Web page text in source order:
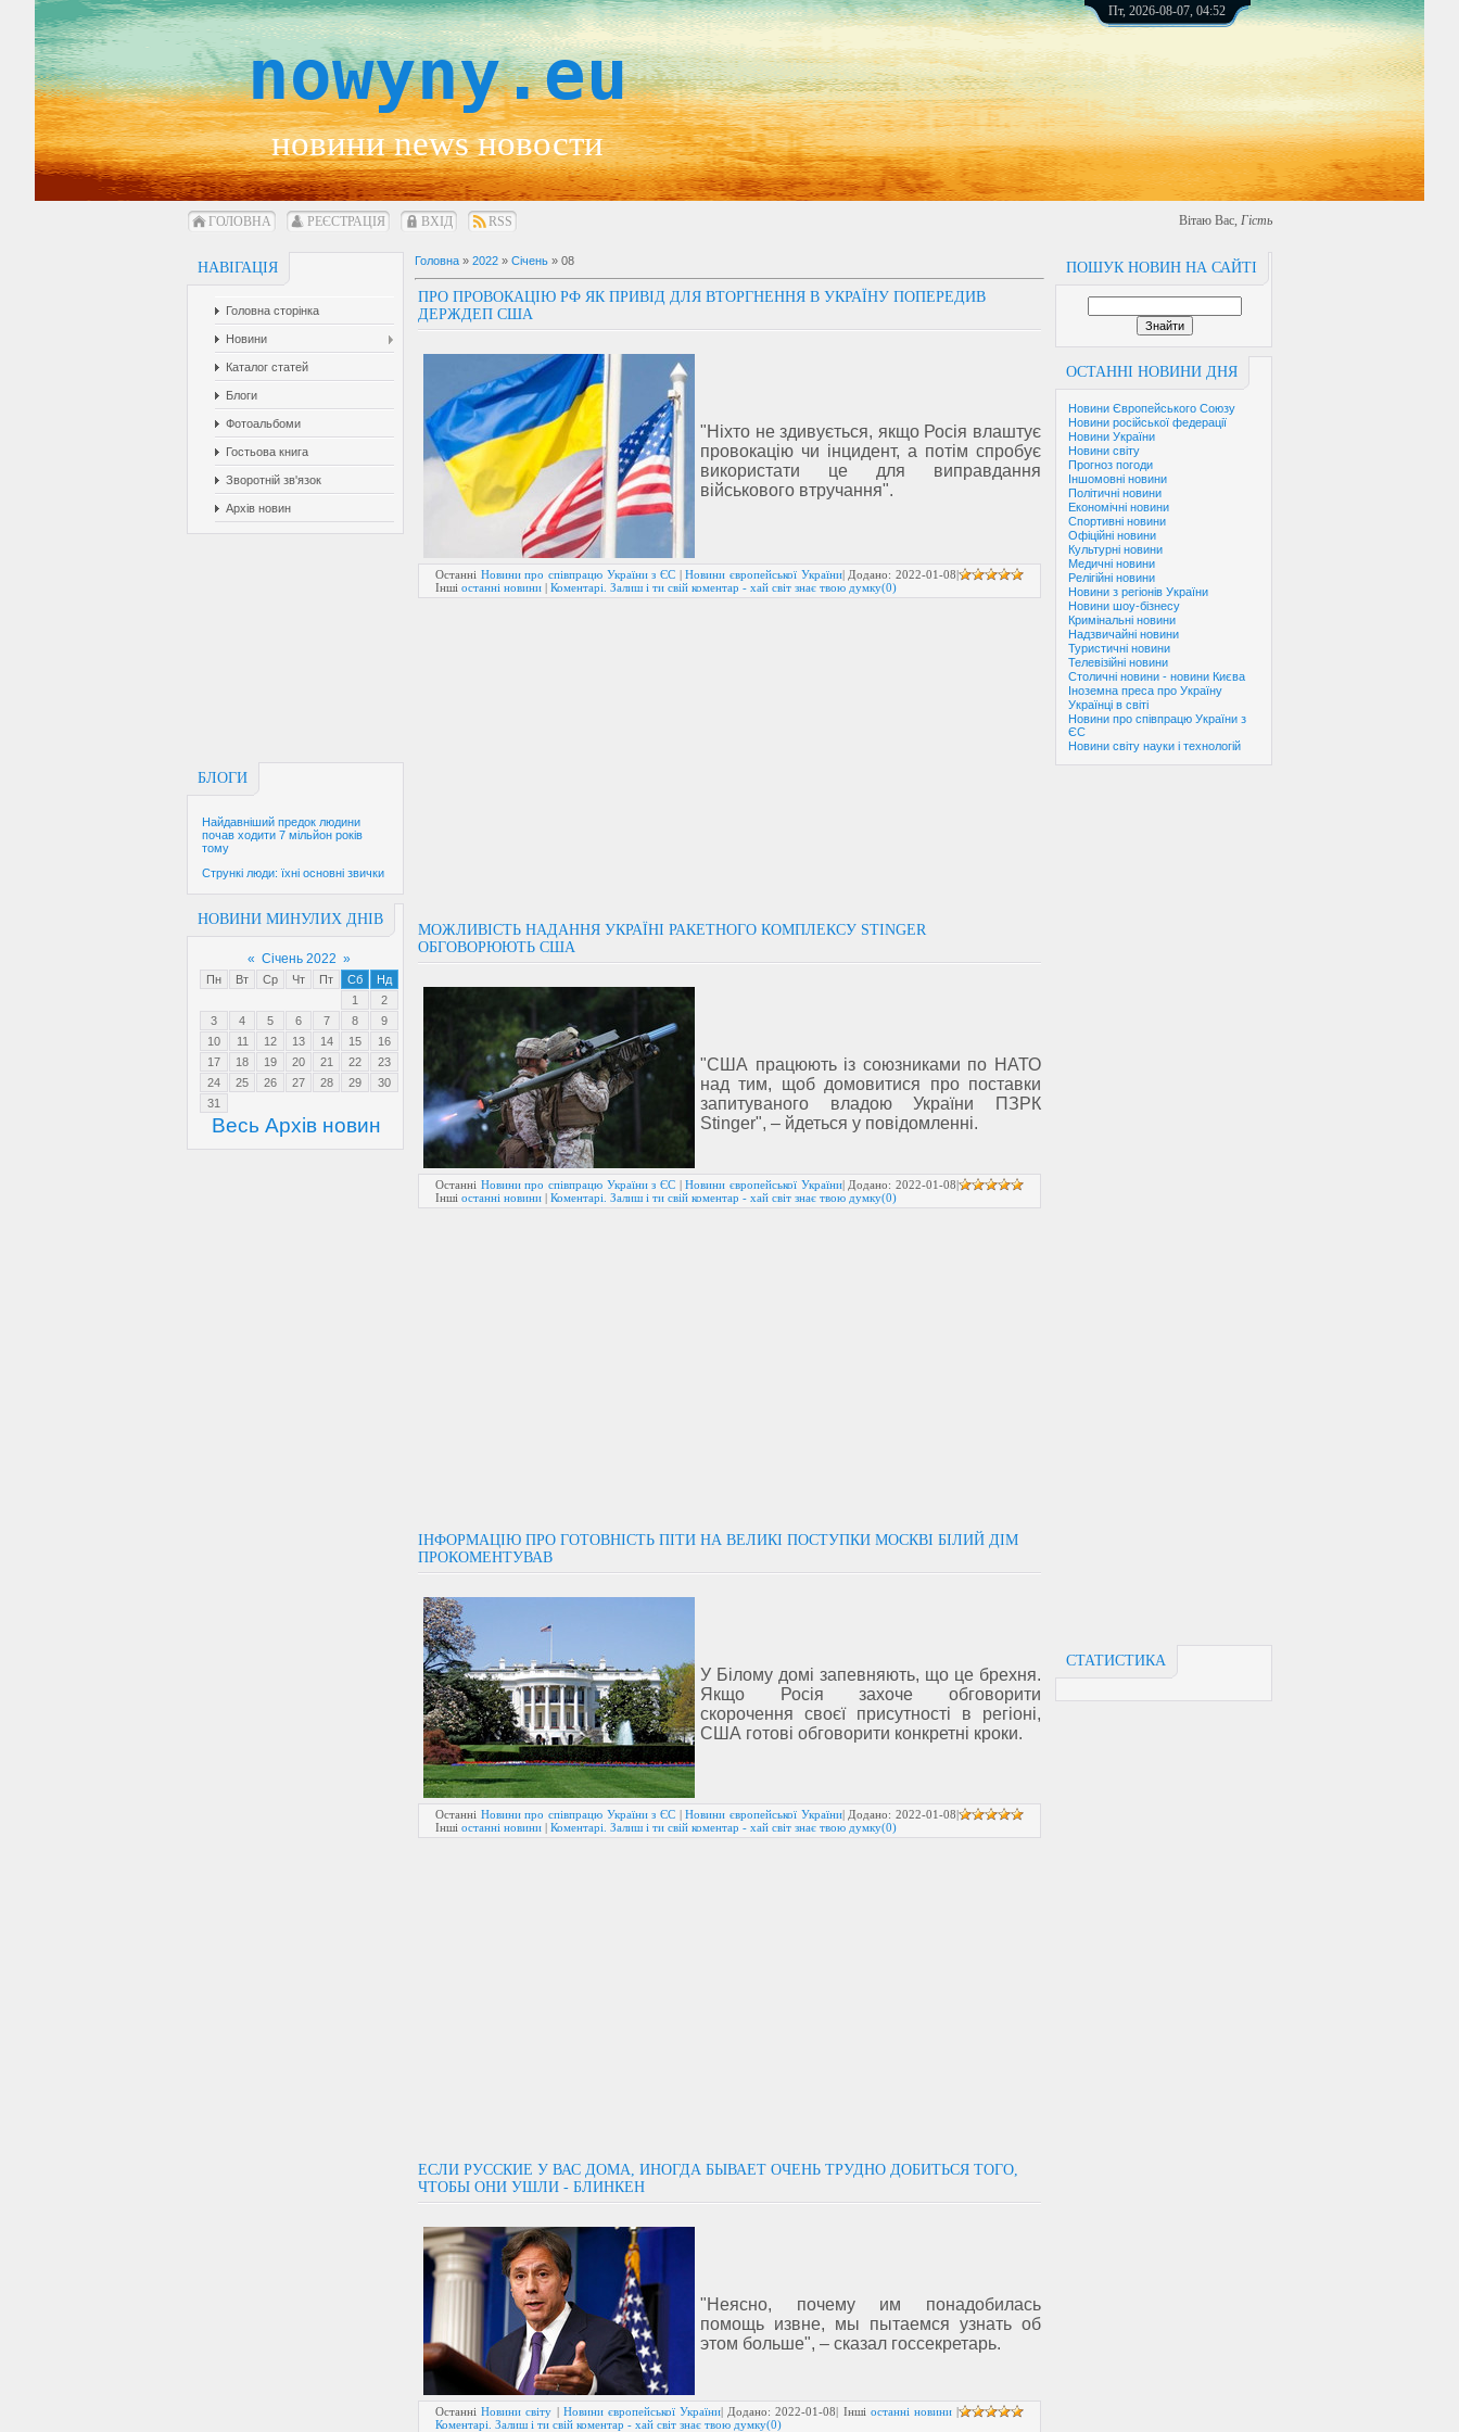
nowyny.eu
новини news новости
Пт, 2026-08-07, 04:52
ГОЛОВНА РЕЄСТРАЦІЯ ВХІД RSS Вітаю Вас, Гість
НАВІГАЦІЯ
Головна сторінка
Новини
Каталог статей
Блоги
Фотоальбоми
Гостьова книга
Зворотній зв'язок
Архів новин
БЛОГИ
Найдавніший предок людини
почав ходити 7 мільйон років
тому
Стрункі люди: їхні основні звички
НОВИНИ МИНУЛИХ ДНІВ
« Січень 2022 »
Пн Вт Ср Чт Пт Сб
Нд
1
2
3
4 5 6 7 8
9
10
11 12 13 14 15
16
17
18 19 20 21 22
23
24
25 26 27 28 29
30
31
Весь Архів новин
ПОШУК НОВИН НА САЙТІ
ОСТАННІ НОВИНИ ДНЯ
Новини Європейського Союзу
Новини російської федерації
Новини України
Новини світу
Прогноз погоди
Іншомовні новини
Політичні новини
Економічні новини
Спортивні новини
Офіційні новини
Культурні новини
Медичні новини
Релігійні новини
Новини з регіонів України
Новини шоу-бізнесу
Кримінальні новини
Надзвичайні новини
Туристичні новини
Телевізійні новини
Столичні новини - новини Києва
Іноземна преса про Україну
Українці в світі
Новини про співпрацю України з
ЄС
Новини світу науки і технологій
СТАТИСТИКА
Головна » 2022 » Січень » 08
ПРО ПРОВОКАЦІЮ РФ ЯК ПРИВІД ДЛЯ ВТОРГНЕННЯ В УКРАЇНУ ПОПЕРЕДИВ
ДЕРЖДЕП США
"Ніхто не здивується, якщо Росія влаштує
провокацію чи інцидент, а потім спробує
використати це для виправдання
військового втручання".
Останні Новини про співпрацю України з ЄС |Новини європейської України| Додано:2022-01-08|
Інші останні новини | Коментарі. Залиш і ти свій коментар - хай світ знає твою думку(0)
МОЖЛИВІСТЬ НАДАННЯ УКРАЇНІ РАКЕТНОГО КОМПЛЕКСУ STINGER
ОБГОВОРЮЮТЬ США
"США працюють із союзниками по НАТО
над тим, щоб домовитися про поставки
запитуваного владою України ПЗРК
Stinger", – йдеться у повідомленні.
Останні Новини про співпрацю України з ЄС |Новини європейської України| Додано:2022-01-08|
Інші останні новини | Коментарі. Залиш і ти свій коментар - хай світ знає твою думку(0)
ІНФОРМАЦІЮ ПРО ГОТОВНІСТЬ ПІТИ НА ВЕЛИКІ ПОСТУПКИ МОСКВІ БІЛИЙ ДІМ
ПРОКОМЕНТУВАВ
У Білому домі запевняють, що це брехня.
Якщо Росія захоче обговорити
скорочення своєї присутності в регіоні,
США готові обговорити конкретні кроки.
Останні Новини про співпрацю України з ЄС |Новини європейської України| Додано:2022-01-08|
Інші останні новини | Коментарі. Залиш і ти свій коментар - хай світ знає твою думку(0)
ЕСЛИ РУССКИЕ У ВАС ДОМА, ИНОГДА БЫВАЕТ ОЧЕНЬ ТРУДНО ДОБИТЬСЯ ТОГО,
ЧТОБЫ ОНИ УШЛИ - БЛИНКЕН
"Неясно, почему им понадобилась
помощь извне, мы пытаемся узнать об
этом больше", – сказал госсекретарь.
ОстанніНовини світу | Новини європейської України| Додано:2022-01-08| Інші останні новини|
Коментарі. Залиш і ти свій коментар - хай світ знає твою думку(0)